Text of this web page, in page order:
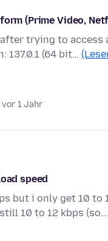
(Prime Video,
trying to
137.0.1 (64 bit…
1 Jahr
speed
but i only get 10
10 to 12 kbps (so…